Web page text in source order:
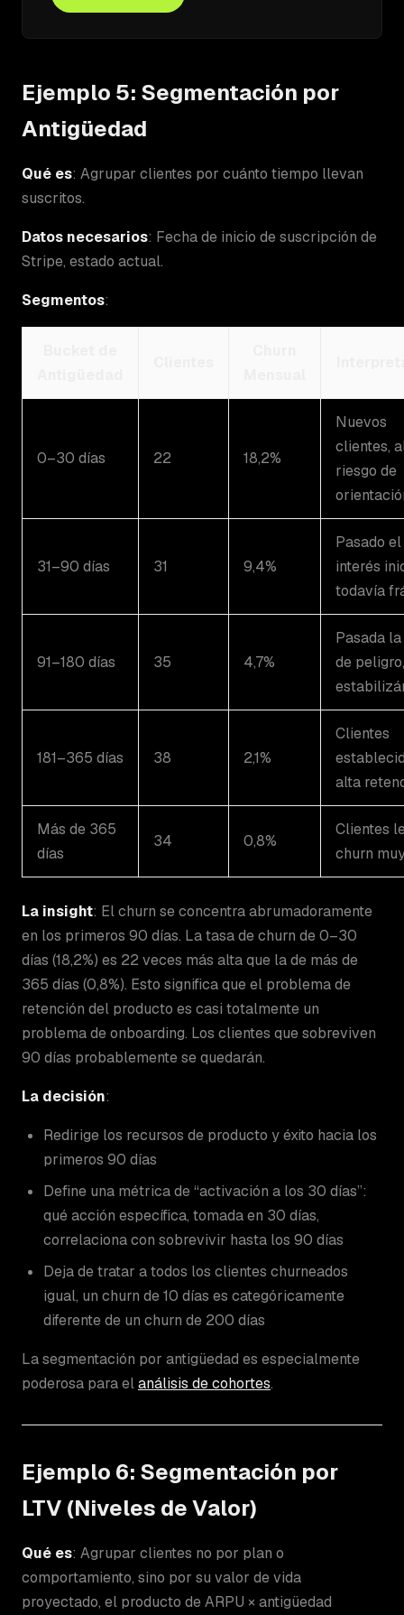
Ejemplo 5: Segmentación por
Antigüedad
Qué es: Agrupar clientes por cuánto tiempo llevan
suscritos.
Datos necesarios: Fecha de inicio de suscripción de
Stripe, estado actual.
Segmentos:
0–30 días 22 18,2%
Nuevos
clientes,
riesgo de
31–90 días 31 9,4%
Pasado el
interés
todavía
91–180 días 35 4,7%
Pasada
de peligro,
181–365 días 38 2,1%
Clientes
alta
Más de 365
días
34 0,8%
Clientes
churn
La insight: El churn se concentra abrumadoramente
en los primeros 90 días. La tasa de churn de 0–30
días (18,2%) es 22 veces más alta que la de más de
365 días (0,8%). Esto significa que el problema de
retención del producto es casi totalmente un
problema de onboarding. Los clientes que sobreviven
90 días probablemente se quedarán.
La decisión:
Redirige los recursos de producto y éxito hacia los
primeros 90 días
Define una métrica de “activación a los 30 días”:
qué acción específica, tomada en 30 días,
correlaciona con sobrevivir hasta los 90 días
Deja de tratar a todos los clientes churneados
igual, un churn de 10 días es categóricamente
diferente de un churn de 200 días
La segmentación por antigüedad es especialmente
poderosa para elanálisis de cohortes.
Ejemplo 6: Segmentación por
LTV (Niveles de Valor)
Qué es: Agrupar clientes no por plan o
comportamiento, sino por su valor de vida
proyectado, el producto de ARPU × antigüedad